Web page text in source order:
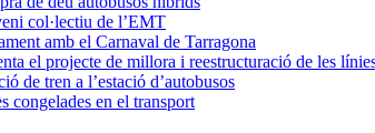
col·lectiu de l’EMT
amb el Carnaval de Tarragona
el projecte de millora i reestructuració de les
de tren a l’estació d’autobusos
congelades en el transport